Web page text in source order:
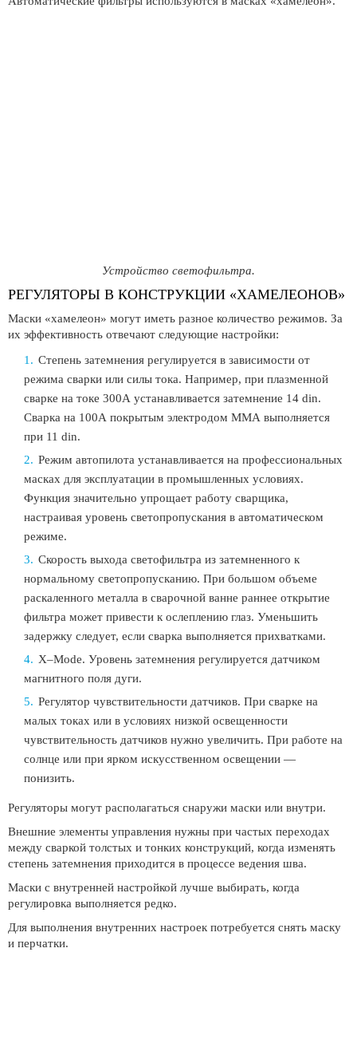
Устройство светофильтра.
РЕГУЛЯТОРЫ В КОНСТРУКЦИИ «ХАМЕЛЕОНОВ»
Маски «хамелеон» могут иметь разное количество режимов. За
их эффективность отвечают следующие настройки:
Степень затемнения регулируется в зависимости от
режима сварки или силы тока. Например, при плазменной
сварке на токе 300А устанавливается затемнение 14 din.
Сварка на 100А покрытым электродом ММА выполняется
при 11 din.
Режим автопилота устанавливается на профессиональных
масках для эксплуатации в промышленных условиях.
Функция значительно упрощает работу сварщика,
настраивая уровень светопропускания в автоматическом
режиме.
Скорость выхода светофильтра из затемненного к
нормальному светопропусканию. При большом объеме
раскаленного металла в сварочной ванне раннее открытие
фильтра может привести к ослеплению глаз. Уменьшить
задержку следует, если сварка выполняется прихватками.
X–Mode. Уровень затемнения регулируется датчиком
магнитного поля дуги.
Регулятор чувствительности датчиков. При сварке на
малых токах или в условиях низкой освещенности
чувствительность датчиков нужно увеличить. При работе на
солнце или при ярком искусственном освещении —
понизить.
Регуляторы могут располагаться снаружи маски или внутри.
Внешние элементы управления нужны при частых переходах
между сваркой толстых и тонких конструкций, когда изменять
степень затемнения приходится в процессе ведения шва.
Маски с внутренней настройкой лучше выбирать, когда
регулировка выполняется редко.
Для выполнения внутренних настроек потребуется снять маску
и перчатки.